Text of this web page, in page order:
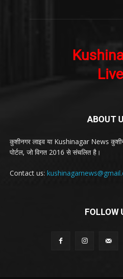
ABOUT
कुशीनगर लाइव या Kushinagar News
पोर्टल, जो विगत 2016 से संचलित है।
Contact us:
FOLLOW